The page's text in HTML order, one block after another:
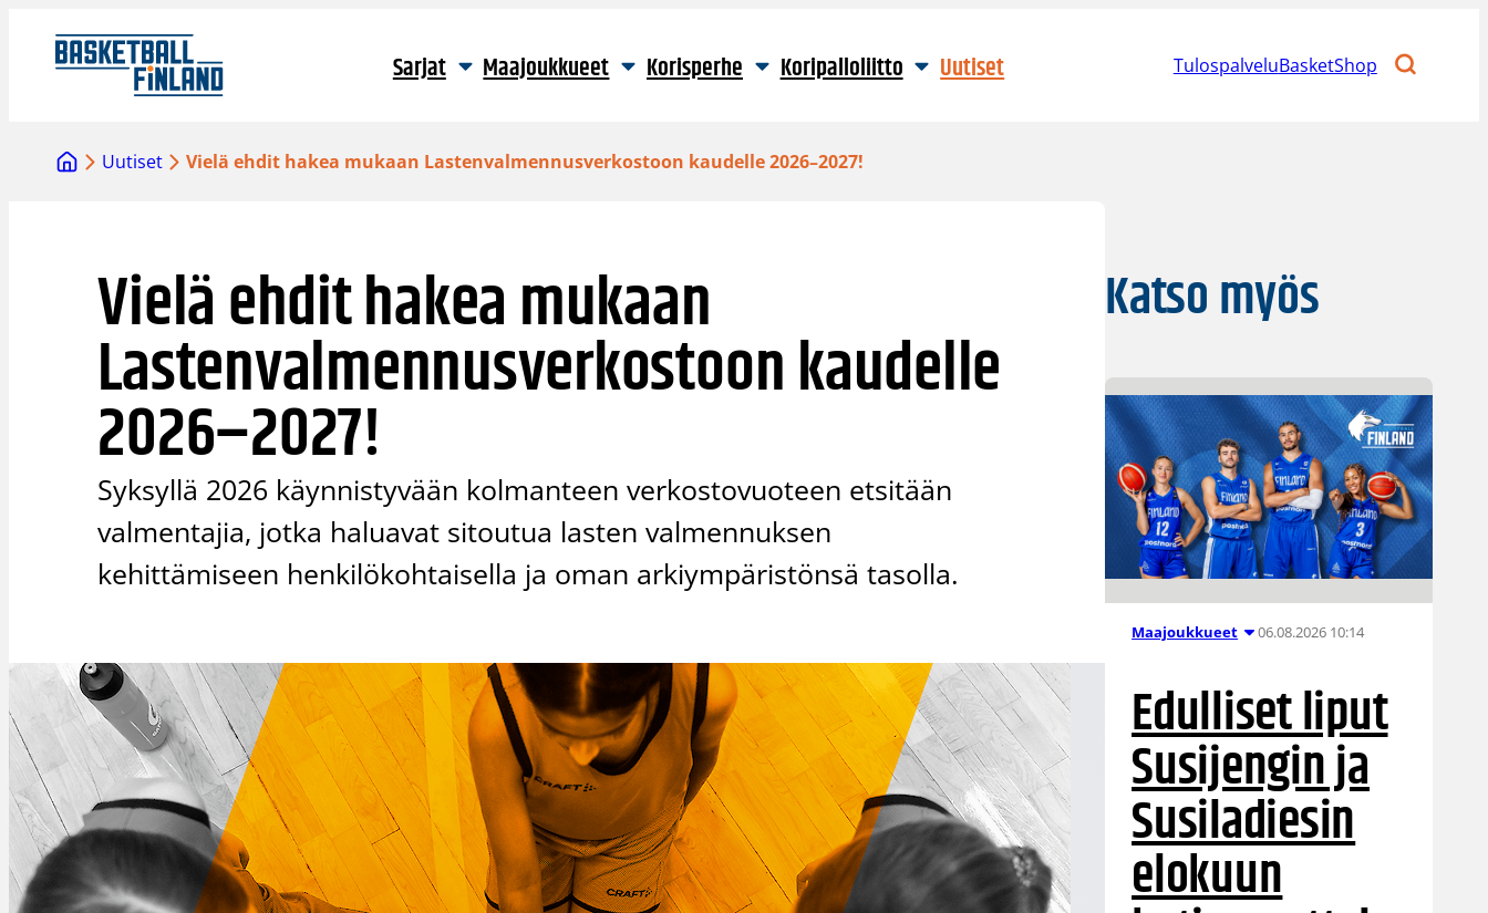
sisältöön
Sarjat Maajoukkueet Korisperhe Koripalloliitto Uutiset TulospalveluBasketShop
Uutiset Vielä ehdit hakea mukaan Lastenvalmennusverkostoon kaudelle 2026–2027!
Vielä ehdit hakea mukaan
Lastenvalmennusverkostoon kaudelle
2026–2027!
Syksyllä 2026 käynnistyvään kolmanteen verkostovuoteen etsitään
valmentajia, jotka haluavat sitoutua lasten valmennuksen
kehittämiseen henkilökohtaisella ja oman arkiympäristönsä tasolla.
Katso myös
Maajoukkueet 06.08.2026 10:14
Edulliset liput
Susijengin ja
Susiladiesin
elokuun